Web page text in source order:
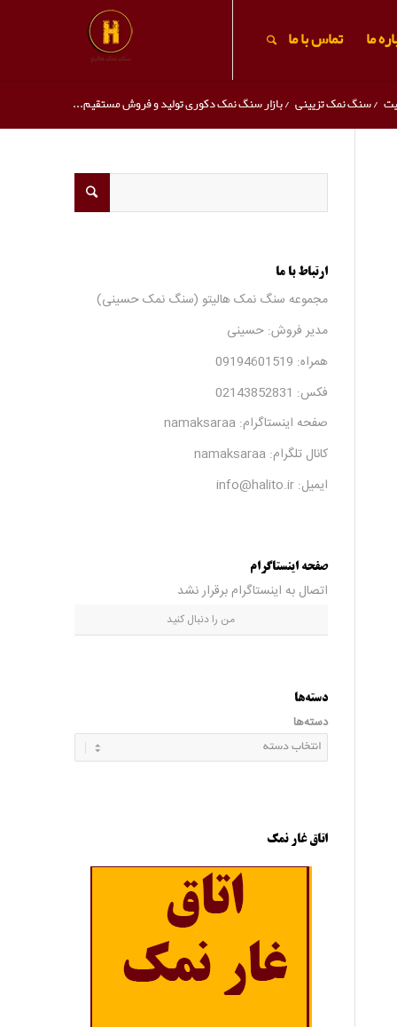
ما تماس با ما
/سنگ نمک تزیینی /بازار سنگ نمک دکوری تولید و فروش مستقیم...
ارتباط با ما
مجموعه سنگ نمک هالیتو (سنگ نمک حسینی)
مدیر فروش: حسینی
همراه: 09194601519
فکس: 02143852831
صفحه اینستاگرام: namaksaraa
کانال تلگرام: namaksaraa
ایمیل: info@halito.ir
صفحه اینستاگرام
اتصال به اینستاگرام برقرار نشد
من را دنبال کنید
دسته‌ها
دسته‌ها
اتاق غار نمک